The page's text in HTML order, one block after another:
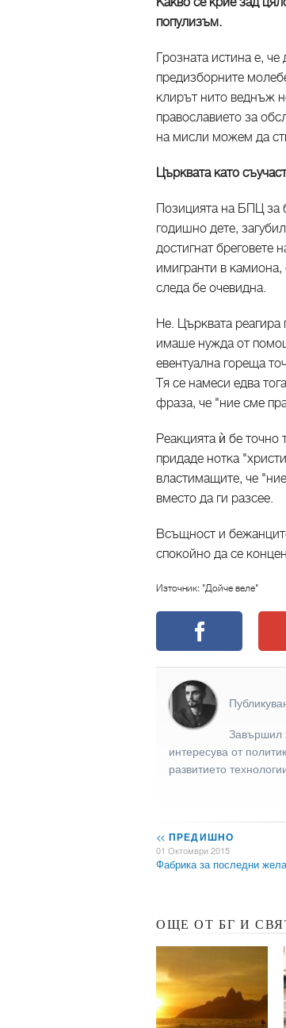
популизъм.
Грозната истина е,
предизборните
клирът нито веднъж
православието за
на мисли можем да
Църквата като
Позицията на БПЦ за
годишно дете,
достигнат бреговете
имигранти в камиона,
следа бе очевидна.
Не. Църквата реагира
имаше нужда от
евентуална гореща
Тя се намеси едва
фраза, че "ние сме
Реакцията ѝ бе точно
придаде нотка
властимащите, че
вместо да ги разсее.
Всъщност и
спокойно да се
Източник: "Дойче веле"
Завършил
интересува от
развитието
<< ПРЕДИШНО
01 Октомври 2015
Фабрика за последни
ОЩЕ ОТ БГ И